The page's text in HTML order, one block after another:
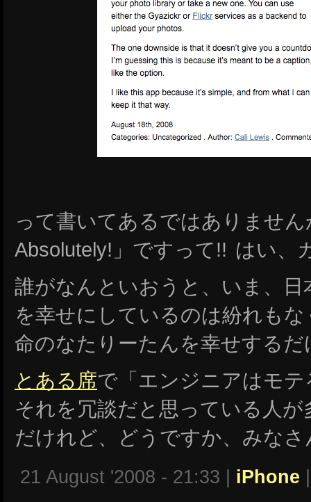
って書いてあるではありません
Absolutely!」ですって!! はい、
誰がなんといおうと、いま、
を幸せにしているのは紛れも
命のなたりーたんを幸せするだ
とある席で「エンジニアはモ
それを冗談だと思っている人
だけれど、どうですか、みな
21 August '2008 - 21:33 | iPhone